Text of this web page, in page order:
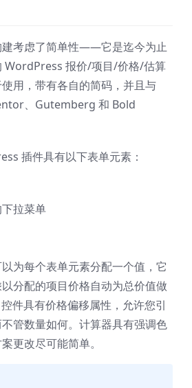
建考虑了简单性——它是迄今为止
WordPress 报价/项目/价格/估算
用，带有各自的简码，并且与
、Gutemberg 和 Bold
插件具有以下表单元素：
拉菜单
为每个表单元素分配一个值，它
分配的项目价格自动为总价值做
件具有价格偏移属性，允许您引
管数量如何。计算器具有强调色
更改尽可能简单。